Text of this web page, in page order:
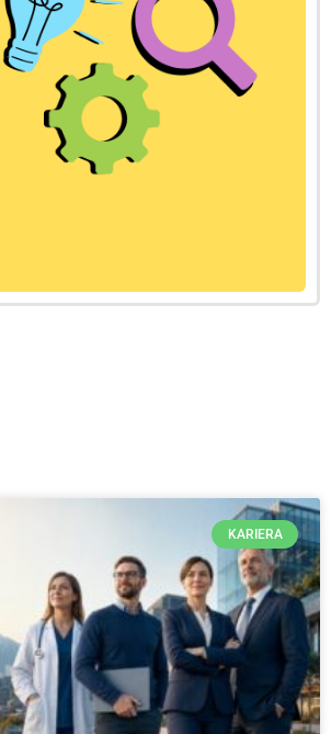
KARIERA